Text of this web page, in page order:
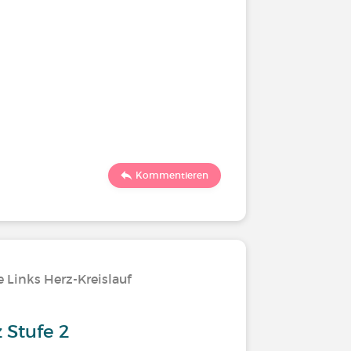
Kommentieren
Herz-Kreislauf
Stufe 2